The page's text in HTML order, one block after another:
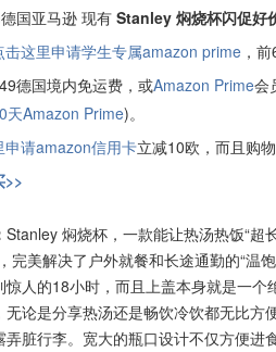
国亚马逊 现有 Stanley 焖烧杯闪促好
击这里申请学生专属amazon prime ，
德国境内免运费，或Amazon Prime会
天Amazon Prime)。
申请amazon信用卡立减10欧，而且购
>>
Stanley 焖烧杯，一款能让热汤热饭“超
完美解决了户外就餐和长途通勤的“温
惊人的18小时，而且上盖本身就是一
无论是分享热汤还是畅饮冷饮都无比方
弄脏行李。宽大的瓶口设计不仅方便进